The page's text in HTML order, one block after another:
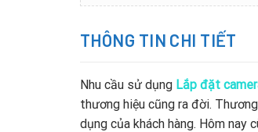
THÔNG TIN CHI TIẾT
Nhu cầu sử dụng Lắp đặt
thương hiệu cũng ra đời.
dụng của khách hàng. Hôm nay